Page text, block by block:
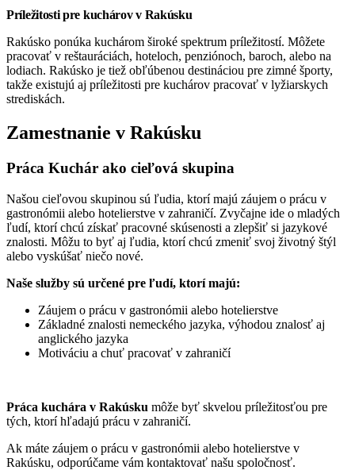
Príležitosti pre kuchárov v Rakúsku
Rakúsko ponúka kuchárom široké spektrum príležitostí. Môžete
pracovať v reštauráciách, hoteloch, penziónoch, baroch, alebo na
lodiach. Rakúsko je tiež obľúbenou destináciou pre zimné športy,
takže existujú aj príležitosti pre kuchárov pracovať v lyžiarskych
strediskách.
Zamestnanie v Rakúsku
Práca Kuchár ako cieľová skupina
Našou cieľovou skupinou sú ľudia, ktorí majú záujem o prácu v
gastronómii alebo hotelierstve v zahraničí. Zvyčajne ide o mladých
ľudí, ktorí chcú získať pracovné skúsenosti a zlepšiť si jazykové
znalosti. Môžu to byť aj ľudia, ktorí chcú zmeniť svoj životný štýl
alebo vyskúšať niečo nové.
Naše služby sú určené pre ľudí, ktorí majú:
Záujem o prácu v gastronómii alebo hotelierstve
Základné znalosti nemeckého jazyka, výhodou znalosť aj
anglického jazyka
Motiváciu a chuť pracovať v zahraničí
Práca kuchára v Rakúsku môže byť skvelou príležitosťou pre
tých, ktorí hľadajú prácu v zahraničí.
Ak máte záujem o prácu v gastronómii alebo hotelierstve v
Rakúsku, odporúčame vám kontaktovať našu spoločnosť.